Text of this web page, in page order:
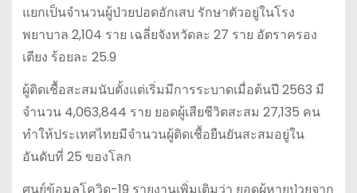
แยกเป็นจำนวนผู้ป่วยปอดอักเสบ รักษาตัวอยู่ในโรง
พยาบาล 2,104 ราย เฉลี่ยจังหวัดละ 27 ราย อัตราครอง
เตียง ร้อยละ 25.9
ผู้ติดเชื้อสะสมนับตั้งแต่เริ่มมีการระบาดเมื่อต้นปี 2563 มี
จำนวน 4,063,844 ราย ยอดผู้เสียชีวิตสะสม 27,135 คน
ทำให้ประเทศไทยมีจำนวนผู้ติดเชื้อยืนยันสะสมอยู่ใน
อันดับที่ 25 ของโลก
ศูนย์ข้อมูลโควิด-19 รายงานเพิ่มเติมว่า ยอดผู้หายป่วยจาก